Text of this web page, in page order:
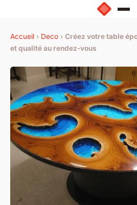
Accueil › Deco › Créez votre table
et qualité au rendez-vous